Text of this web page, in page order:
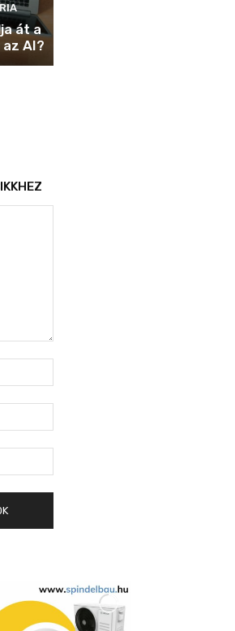
át a
AI?
mail:*